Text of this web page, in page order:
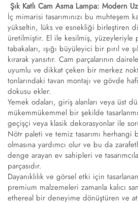
​​Şık Katlı Cam Asma Lampa: Modern
İç mimarisi tasarımınızı bu muhteşem
yükseltin, lüks ve esnekliği birleştiren
üretilmiştir. El ile kesilmiş, yüzeyleriyle
tabakaları, ışığı büyüleyici bir pırıl ve
kırarak yansıtır. Cam parçalarının
uyumlu ve dikkat çeken bir merkez
tonlarındaki tavan montajı ve gövde
dokusu ekler.
Yemek odaları, giriş alanları veya üst
mükemmükemmel bir şekilde
geçişçi veya klasik dekorasyonlar ile
Nötr paleti ve temiz tasarımı herhangi
olmasına yardımcı olur ve bu da
denge arayan ev sahipleri ve
parçasıdır.
Dayanıklılık ve görsel etki için
premium malzemeleri zamanla kalıcı
ethereal bir deneyime dönüştüren ve